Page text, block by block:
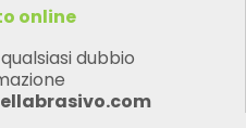
online
dubbio